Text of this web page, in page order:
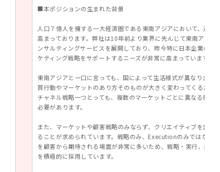
■本ポジションの生まれた背景
人口７億人を擁する一大経済圏である東南アジアにおいて、近年
高まっております。弊社は10年前より業界に先んじて東南アジア
ンサルティングサービスを展開しており、昨今特に日本企業の東
ケティング戦略をサポートするニーズが非常に高まっています。
東南アジアと一口に言っても、国によって生活様式が異なります
買行動やマーケットのあり方そのものが大きく変わってくるため
チャネル戦略一つとっても、複数のマーケットごとに異なる打ち
必要があります。
また、マーケットや顧客戦略のみならず、クリエイティブを含め
ることが求められています。戦略のみ、Executionのみではなく
を顧客から期待される場面が非常に多いため、戦略・実行、共に
を積極的に採用しています。